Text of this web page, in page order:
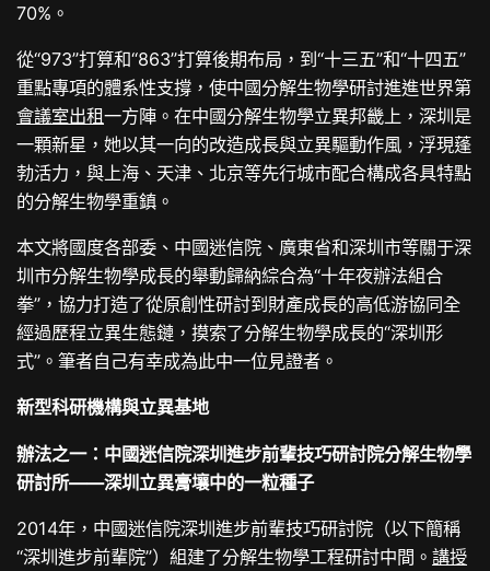
70%。
從“973”打算和“863”打算後期布局，到“十三五”和“十四五”
重點專項的體系性支撐，使中國分解生物學研討進進世界第
會議室出租一方陣。在中國分解生物學立異邦畿上，深圳是
一顆新星，她以其一向的改造成長與立異驅動作風，浮現蓬
勃活力，與上海、天津、北京等先行城市配合構成各具特點
的分解生物學重鎮。
本文將國度各部委、中國迷信院、廣東省和深圳市等關于深
圳市分解生物學成長的舉動歸納綜合為“十年夜辦法組合
拳”，協力打造了從原創性研討到財產成長的高低游協同全
經過歷程立異生態鏈，摸索了分解生物學成長的“深圳形
式”。筆者自己有幸成為此中一位見證者。
新型科研機構與立異基地
辦法之一：中國迷信院深圳進步前輩技巧研討院分解生物學
研討所——深圳立異膏壤中的一粒種子
2014年，中國迷信院深圳進步前輩技巧研討院（以下簡稱
“深圳進步前輩院”）組建了分解生物學工程研討中間。講授